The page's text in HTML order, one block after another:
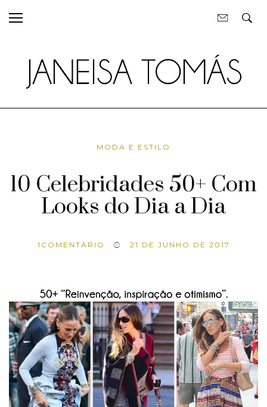
MODA E ESTILO
10 Celebridades 50+ Com
Looks do Dia a Dia
1 COMENTÁRIO 21 DE JUNHO DE 2017